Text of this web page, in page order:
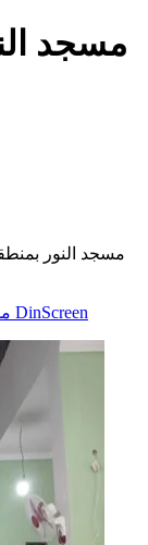
مسجد
مسجد النور
DinScreen